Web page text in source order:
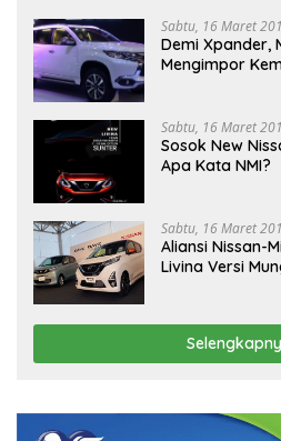
Sabtu, 16 Maret
Demi Xpander,
Mengimpor
Sabtu, 16 Maret
Sosok New
Apa Kata NMI?
Sabtu, 16 Maret
Aliansi Nissan-
Livina Versi